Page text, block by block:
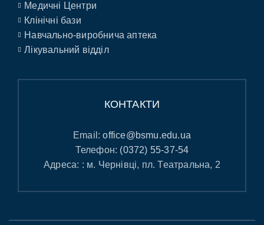
Медичні Центри
Клінічні бази
Навчально-виробнича аптека
Лікувальний відділ
КОНТАКТИ
Email:office@bsmu.edu.ua
Телефон: (0372) 55-37-54
Адреса: : м. Чернівці, пл. Театральна, 2